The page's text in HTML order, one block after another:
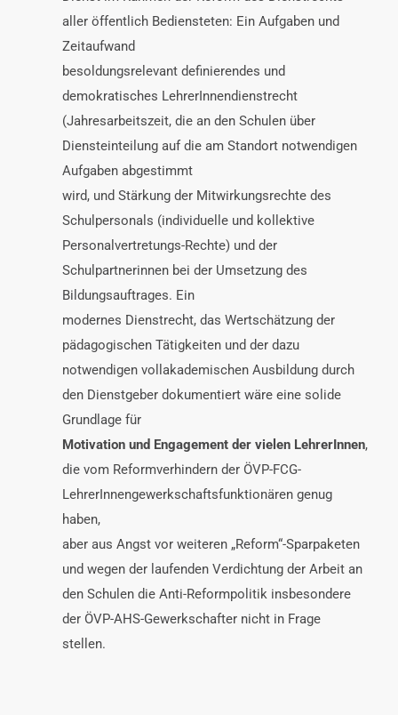
aller öffentlich Bediensteten: Ein Aufgaben und
Zeitaufwand
besoldungsrelevant definierendes und
demokratisches LehrerInnendienstrecht
(Jahresarbeitszeit, die an den Schulen über
Diensteinteilung auf die am Standort notwendigen
Aufgaben abgestimmt
wird, und Stärkung der Mitwirkungsrechte des
Schulpersonals (individuelle und kollektive
Personalvertretungs-Rechte) und der
Schulpartnerinnen bei der Umsetzung des
Bildungsauftrages. Ein
modernes Dienstrecht, das Wertschätzung der
pädagogischen Tätigkeiten und der dazu
notwendigen vollakademischen Ausbildung durch
den Dienstgeber dokumentiert wäre eine solide
Grundlage für
Motivation und Engagement der vielen LehrerInnen,
die vom Reformverhindern der ÖVP-FCG-
LehrerInnengewerkschaftsfunktionären genug
haben,
aber aus Angst vor weiteren „Reform“-Sparpaketen
und wegen der laufenden Verdichtung der Arbeit an
den Schulen die Anti-Reformpolitik insbesondere
der ÖVP-AHS-Gewerkschafter nicht in Frage
stellen.